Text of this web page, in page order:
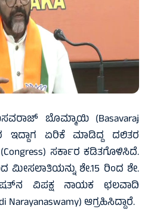
ಬೊಮ್ಮಾಯಿ (Basavaraj
ಇದ್ದಾಗ ಏರಿಕೆ ಮಾಡಿದ್ದ ದಲಿತರ
ಸರ್ಕಾರ ಕಡಿತಗೊಳಿಸಿದೆ.
ಶೇ.15 ರಿಂದ ಶೇ.
ವಿಪಕ್ಷ ನಾಯಕ ಛಲವಾದಿ
ಆಗ್ರಹಿಸಿದ್ದಾರೆ.